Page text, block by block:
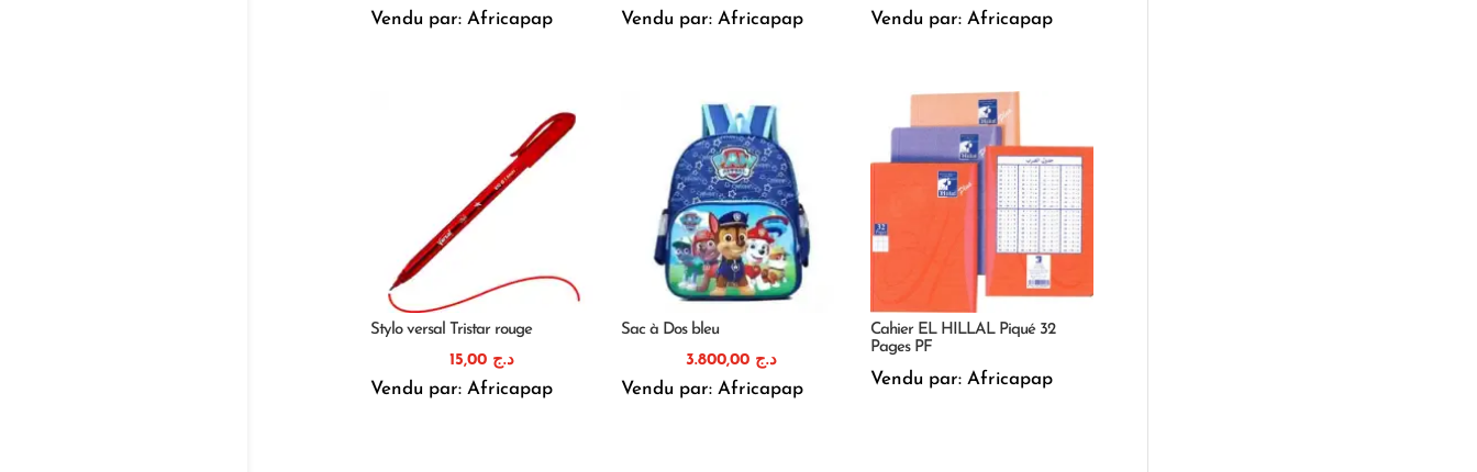
Vendu par: Africapap Vendu par: Africapap Vendu par: Africapap
Stylo versal Tristar rouge
د.ج 15,00
Vendu par: Africapap
Sac à Dos bleu
د.ج
Vendu par: Africapap
Cahier EL HILLAL Piqué 32
Pages PF
Vendu par: Africapap